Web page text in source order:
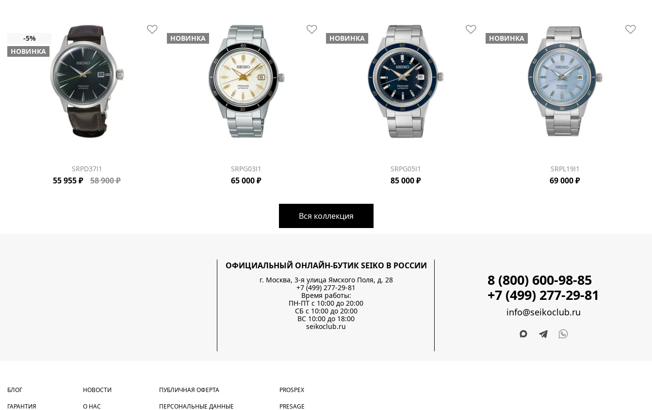
НОВИНКА
SRPD37J1
55 955 ₽ 58 900 ₽
НОВИНКА
SRPG03J1
65 000 ₽
НОВИНКА
SRPG05J1
85 000 ₽
НОВИНКА
SRPL19J1
69 000 ₽
Вся коллекция
ОФИЦИАЛЬНЫЙ ОНЛАЙН-БУТИК SEIKO В РОССИИ
г. Москва, 3-я улица Ямского Поля, д. 28
+7 (499) 277-29-81
Время работы:
ПН-ПТ с 10:00 до 20:00
СБ с 10:00 до 20:00
ВС 10:00 до 18:00
seikoclub.ru
8 (800) 600-98-85
+7 (499) 277-29-81
info@seikoclub.ru
БЛОГ
ГАРАНТИЯ
НОВОСТИ
О НАС
ПУБЛИЧНАЯ ОФЕРТА
ПЕРСОНАЛЬНЫЕ ДАННЫЕ
PROSPEX
PRESAGE